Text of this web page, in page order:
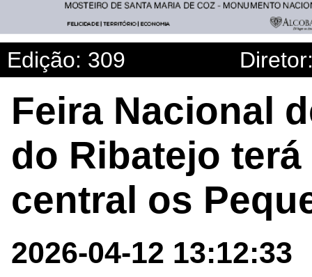
Edição: 309
Feira Nacional
do Ribatejo
central os
2026-04-12 13:12:33